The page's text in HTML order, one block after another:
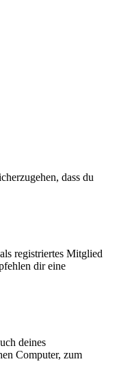
dass du
registriertes Mitglied
dir eine
deines
Computer, zum